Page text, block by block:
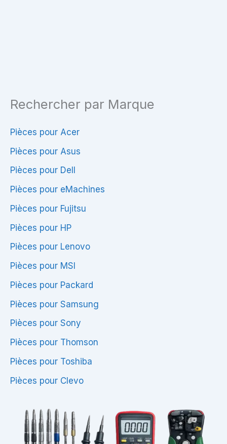
Rechercher par Marque
Pièces pour Acer
Pièces pour Asus
Pièces pour Dell
Pièces pour eMachines
Pièces pour Fujitsu
Pièces pour HP
Pièces pour Lenovo
Pièces pour MSI
Pièces pour Packard
Pièces pour Samsung
Pièces pour Sony
Pièces pour Thomson
Pièces pour Toshiba
Pièces pour Clevo